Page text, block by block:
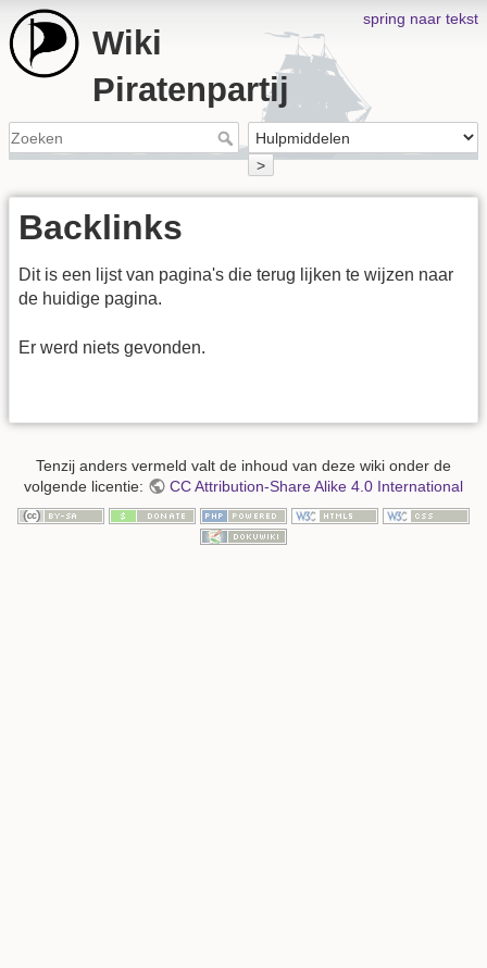
spring naar tekst
Wiki
Piratenpartij
>
Backlinks
Dit is een lijst van pagina's die terug lijken te wijzen naar
de huidige pagina.
Er werd niets gevonden.
Tenzij anders vermeld valt de inhoud van deze wiki onder de
volgende licentie:
CC Attribution-Share Alike 4.0 International